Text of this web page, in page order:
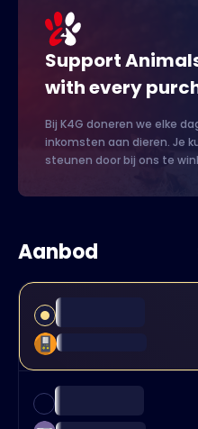
Support
with every
Bij K4G doneren we elke
inkomsten aan dieren. Je
steunen door bij ons te
Aanbod